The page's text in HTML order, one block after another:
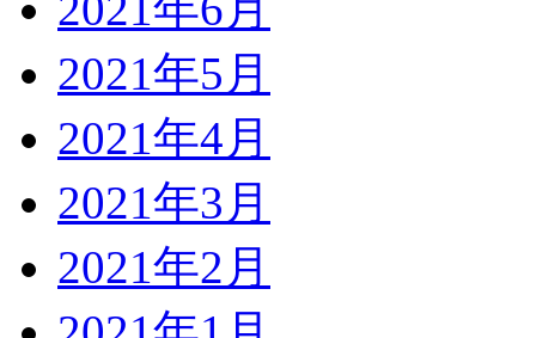
2021年5月
2021年4月
2021年3月
2021年2月